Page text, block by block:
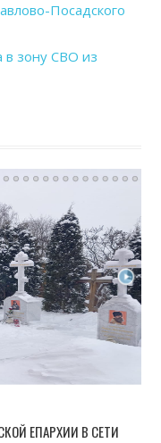
Посадского
в зону СВО из
ЕПАРХИИ В СЕТИ